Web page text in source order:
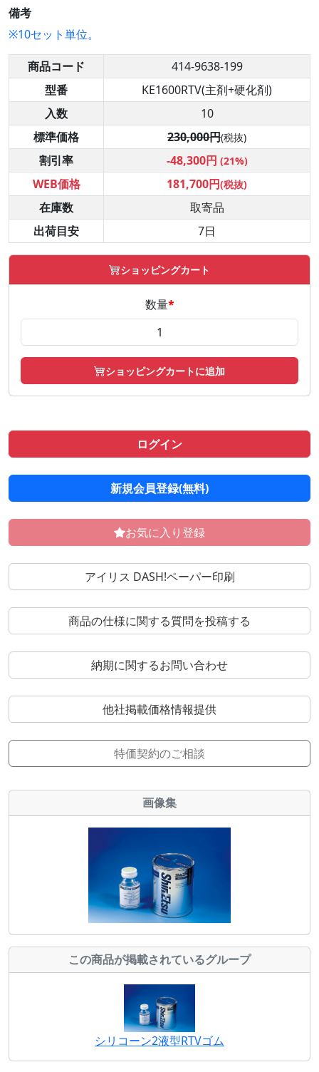
備考
※10セット単位。
商品コード
414-9638-199
型番
KE1600RTV(主剤+硬化剤)
入数
10
標準価格
230,000円(税抜)
割引率 -48,300円 (21%)
WEB価格 181,700円(税抜)
在庫数
取寄品
出荷目安
7日
ショッピングカート
数量*
ショッピングカートに追加
ログイン
新規会員登録(無料)
お気に入り登録
アイリス DASH!ペーパー印刷
商品の仕様に関する質問を投稿する
納期に関するお問い合わせ
他社掲載価格情報提供
特価契約のご相談
画像集
この商品が掲載されているグループ
シリコーン2液型RTVゴム